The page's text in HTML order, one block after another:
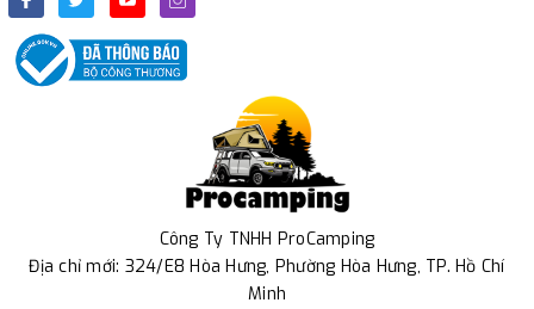
Công Ty TNHH ProCamping
Địa chỉ mới: 324/E8 Hòa Hưng, Phường Hòa Hưng, TP. Hồ Chí
Minh